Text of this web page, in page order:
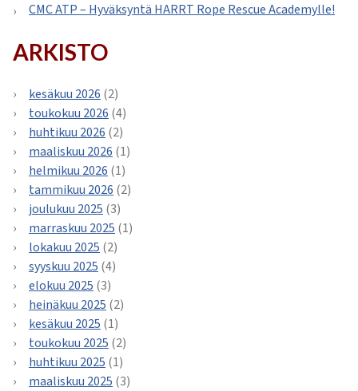
CMC ATP – Hyväksyntä HARRT Rope Rescue Academylle!
ARKISTO
kesäkuu 2026 (2)
toukokuu 2026 (4)
huhtikuu 2026 (2)
maaliskuu 2026 (1)
helmikuu 2026 (1)
tammikuu 2026 (2)
joulukuu 2025 (3)
marraskuu 2025 (1)
lokakuu 2025 (2)
syyskuu 2025 (4)
elokuu 2025 (3)
heinäkuu 2025 (2)
kesäkuu 2025 (1)
toukokuu 2025 (2)
huhtikuu 2025 (1)
maaliskuu 2025 (3)